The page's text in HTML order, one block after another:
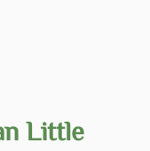
Little